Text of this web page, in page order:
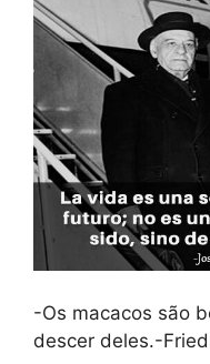
-Os macacos são
descer deles.-